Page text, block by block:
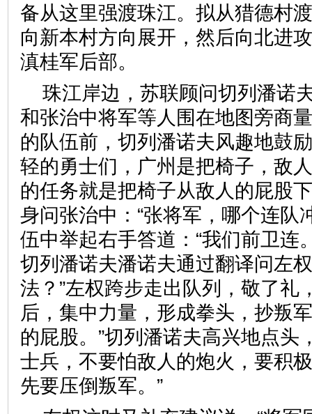
备从这里强渡珠江。拟从猎德村
向新本村方向展开，然后向北进
滇桂军后部。
珠江岸边，苏联顾问切列潘诺
和张治中将军等人围在地图旁商
的队伍前，切列潘诺夫风趣地鼓
轻的勇士们，广州是把椅子，敌
的任务就是把椅子从敌人的屁股
身问张治中：“张将军，哪个连队
伍中举起右手答道：“我们前卫连
切列潘诺夫潘诺夫通过翻译问左
法？”左权跨步走出队列，敬了礼
后，集中力量，形成拳头，抄叛
的屁股。”切列潘诺夫高兴地点头
士兵，不要怕敌人的炮火，要积
先要压倒叛军。”